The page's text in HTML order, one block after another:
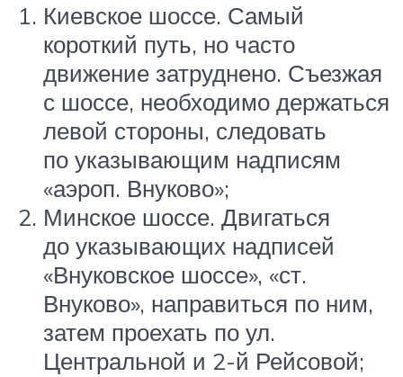
Киевское шоссе. Самый
короткий путь, но часто
движение затруднено. Съезжая
с шоссе, необходимо держаться
левой стороны, следовать
по указывающим надписям
«аэроп. Внуково»;
Минское шоссе. Двигаться
до указывающих надписей
«Внуковское шоссе», «ст.
Внуково», направиться по ним,
затем проехать по ул.
Центральной и 2-й Рейсовой;